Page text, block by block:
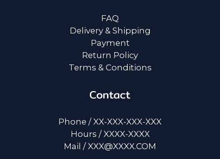
FAQ
Delivery & Shipping
Payment
Return Policy
Terms & Conditions
Contact
Phone / XX-XXX-XXX-XXX
Hours / XXXX-XXXX
Mail / XXX@XXXX.COM